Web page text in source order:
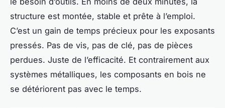
structure est montée, stable et prête à l’emploi.
C’est un gain de temps précieux pour les exposants
pressés. Pas de vis, pas de clé, pas de pièces
perdues. Juste de l’efficacité. Et contrairement aux
systèmes métalliques, les composants en bois ne
se détériorent pas avec le temps.